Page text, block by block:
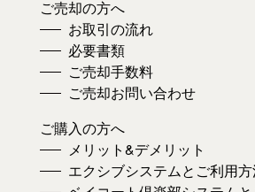
ご売却の方へ
お取引の流れ
必要書類
ご売却手数料
ご売却お問い合わせ
ご購入の方へ
メリット&デメリット
エクシブシステムとご利用